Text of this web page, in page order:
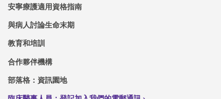
安寧療護適用資格指南
與病人討論生命末期
教育和培訓
合作夥伴機構
部落格：資訊園地